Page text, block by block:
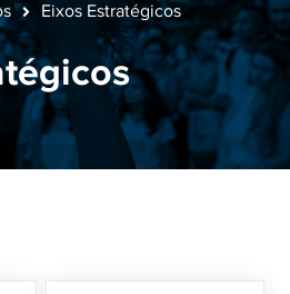
Eixos Estratégicos